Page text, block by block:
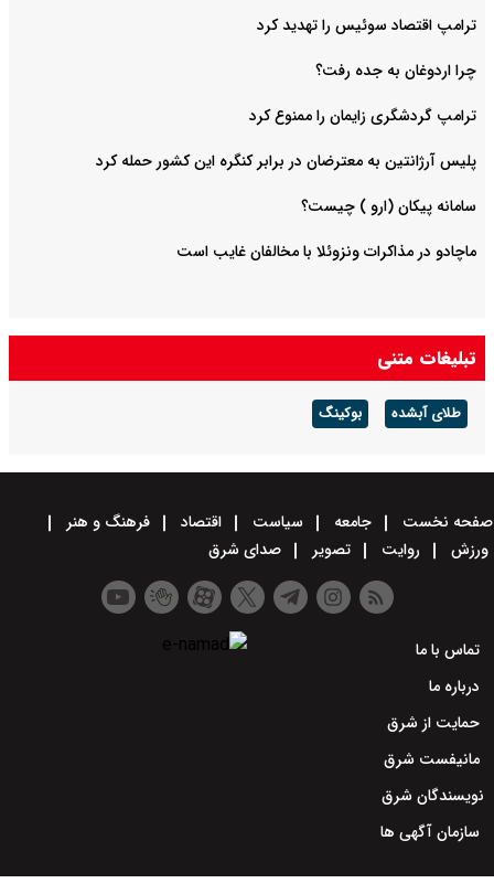
ترامپ اقتصاد سوئیس را تهدید کرد
چرا اردوغان به جده رفت؟
ترامپ گردشگری زایمان را ممنوع کرد
پلیس آرژانتین به معترضان در برابر کنگره این کشور حمله کرد
سامانه پیکان (ارو ) چیست؟
ماچادو در مذاکرات ونزوئلا با مخالفان غایب است
تبلیغات متنی
طلای آبشده بوکینگ
صفحه نخست جامعه سیاست اقتصاد
فرهنگ و هنر
ورزش
روایت تصویر صدای شرق
تماس با ما
درباره ما
حمایت از شرق
مانیفست شرق
نویسندگان شرق
سازمان آگهی ها